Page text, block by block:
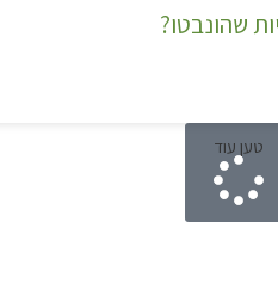
שהונבטו?
טען עוד